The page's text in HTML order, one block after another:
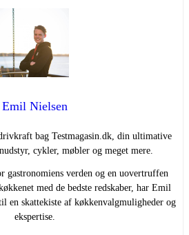
Emil Nielsen
bag Testmagasin.dk, din ultimative
cykler, møbler og meget mere.
gastronomiens verden og en uovertruffen
med de bedste redskaber, har Emil
en skattekiste af køkkenvalgmuligheder og
ekspertise.